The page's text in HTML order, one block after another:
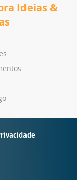
Ideias &